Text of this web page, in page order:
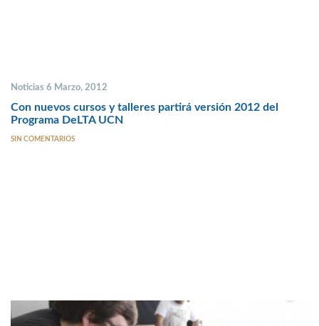
Noticias 6 Marzo, 2012
Con nuevos cursos y talleres partirá versión 2012 del
Programa DeLTA UCN
SIN COMENTARIOS